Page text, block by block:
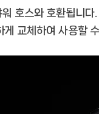
호스와 호환됩니
교체하여 사용할